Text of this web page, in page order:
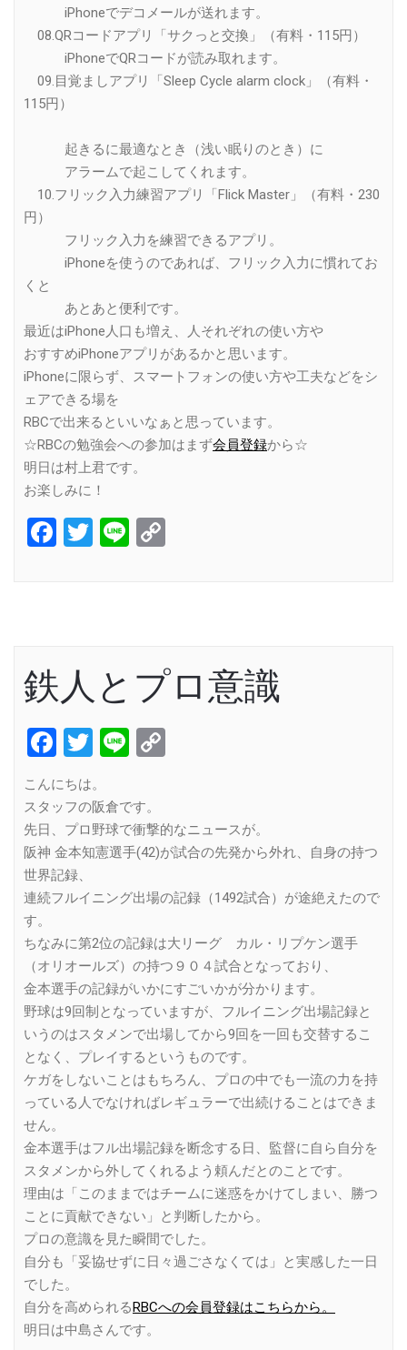
iPhoneでデコメールが送れます。
08.QRコードアプリ「サクっと交換」（有料・115円）
iPhoneでQRコードが読み取れます。
09.目覚ましアプリ「Sleep Cycle alarm clock」（有料・
115円）
起きるに最適なとき（浅い眠りのとき）に
アラームで起こしてくれます。
10.フリック入力練習アプリ「Flick Master」（有料・230
円）
フリック入力を練習できるアプリ。
iPhoneを使うのであれば、フリック入力に慣れてお
くと
あとあと便利です。
最近はiPhone人口も増え、人それぞれの使い方や
おすすめiPhoneアプリがあるかと思います。
iPhoneに限らず、スマートフォンの使い方や工夫などをシ
ェアできる場を
RBCで出来るといいなぁと思っています。
☆RBCの勉強会への参加はまず会員登録から☆
明日は村上君です。
お楽しみに！
Facebook
Twitter
Line
鉄人とプロ意識
Facebook
Twitter
Line
こんにちは。
スタッフの阪倉です。
先日、プロ野球で衝撃的なニュースが。
阪神 金本知憲選手(42)が試合の先発から外れ、自身の持つ
世界記録、
連続フルイニング出場の記録（1492試合）が途絶えたので
す。
ちなみに第2位の記録は大リーグ カル・リプケン選手
（オリオールズ）の持つ９０４試合となっており、
金本選手の記録がいかにすごいかが分かります。
野球は9回制となっていますが、フルイニング出場記録と
いうのはスタメンで出場してから9回を一回も交替するこ
となく、プレイするというものです。
ケガをしないことはもちろん、プロの中でも一流の力を持
っている人でなければレギュラーで出続けることはできま
せん。
金本選手はフル出場記録を断念する日、監督に自ら自分を
スタメンから外してくれるよう頼んだとのことです。
理由は「このままではチームに迷惑をかけてしまい、勝つ
ことに貢献できない」と判断したから。
プロの意識を見た瞬間でした。
自分も「妥協せずに日々過ごさなくては」と実感した一日
でした。
自分を高められるRBCへの会員登録はこちらから。
明日は中島さんです。